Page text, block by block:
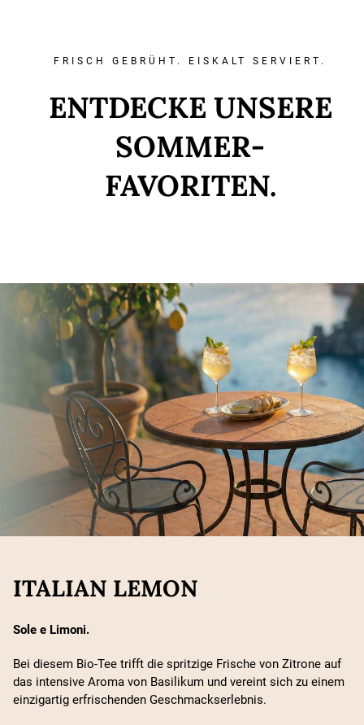
FRISCH GEBRÜHT. EISKALT SERVIERT.
ENTDECKE UNSERE
SOMMER-
FAVORITEN.
ITALIAN LEMON
Sole e Limoni.
Bei diesem Bio-Tee trifft die spritzige Frische von Zitrone auf
das intensive Aroma von Basilikum und vereint sich zu einem
einzigartig erfrischenden Geschmackserlebnis.